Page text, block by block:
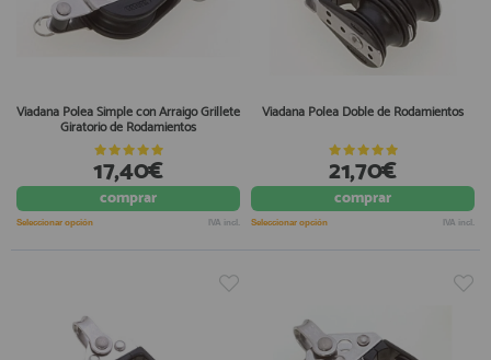
Viadana Polea Simple con Arraigo Grillete
Giratorio de Rodamientos
17,40€
comprar
Seleccionar opción IVA incl.
Viadana Polea Doble de Rodamientos
21,70€
comprar
Seleccionar opción IVA incl.